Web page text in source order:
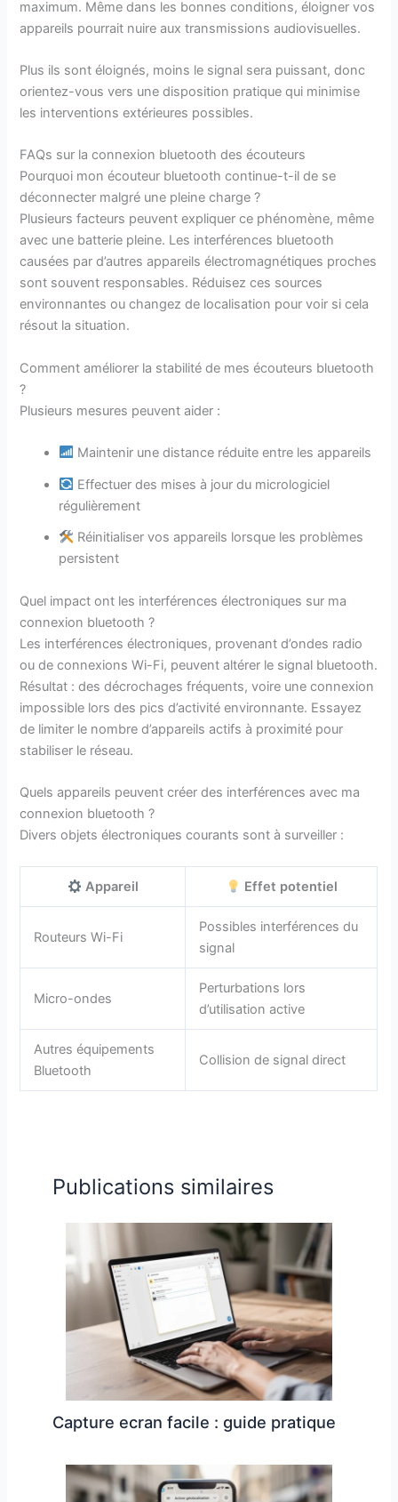
maximum. Même dans les bonnes conditions, éloigner vos
appareils pourrait nuire aux transmissions audiovisuelles.
Plus ils sont éloignés, moins le signal sera puissant, donc
orientez-vous vers une disposition pratique qui minimise
les interventions extérieures possibles.
FAQs sur la connexion bluetooth des écouteurs
Pourquoi mon écouteur bluetooth continue-t-il de se
déconnecter malgré une pleine charge ?
Plusieurs facteurs peuvent expliquer ce phénomène, même
avec une batterie pleine. Les interférences bluetooth
causées par d’autres appareils électromagnétiques proches
sont souvent responsables. Réduisez ces sources
environnantes ou changez de localisation pour voir si cela
résout la situation.
Comment améliorer la stabilité de mes écouteurs bluetooth
?
Plusieurs mesures peuvent aider :
Maintenir une distance réduite entre les appareils
Effectuer des mises à jour du micrologiciel
régulièrement
Réinitialiser vos appareils lorsque les problèmes
persistent
Quel impact ont les interférences électroniques sur ma
connexion bluetooth ?
Les interférences électroniques, provenant d’ondes radio
ou de connexions Wi-Fi, peuvent altérer le signal bluetooth.
Résultat : des décrochages fréquents, voire une connexion
impossible lors des pics d’activité environnante. Essayez
de limiter le nombre d’appareils actifs à proximité pour
stabiliser le réseau.
Quels appareils peuvent créer des interférences avec ma
connexion bluetooth ?
Divers objets électroniques courants sont à surveiller :
Appareil Effet potentiel
Routeurs Wi-Fi
Possibles interférences du
signal
Micro-ondes
Perturbations lors
d’utilisation active
Autres équipements
Bluetooth
Collision de signal direct
Publications similaires
Capture ecran facile : guide pratique